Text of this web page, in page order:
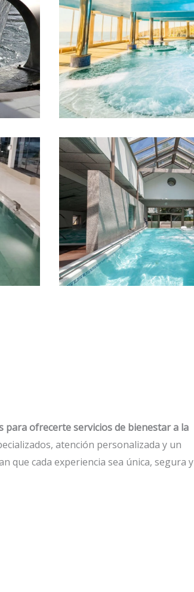
ofrecerte servicios de bienestar a la
atención personalizada y un
que cada experiencia sea única, segura y